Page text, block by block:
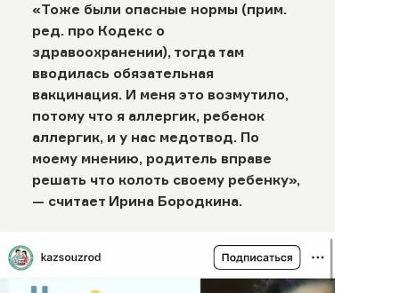
«Тоже были опасные нормы (прим.
ред. про Кодекс о
здравоохранении), тогда там
вводилась обязательная
вакцинация. И меня это возмутило,
потому что я аллергик, ребенок
аллергик, и у нас медотвод. По
моему мнению, родитель вправе
решать что колоть своему ребенку»,
— считает Ирина Бородкина.